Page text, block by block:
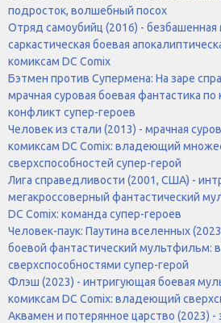
подросток, волшебный посох
Отряд самоубийц (2016) - безбашенная
саркастическая боевая
комиксам DC Comix
Бэтмен против Супермена: На заре
мрачная суровая боевая фантастика по
конфликт супер-героев
Человек из стали (2013) - мрачная
комиксам DC Comix: владеющий
сверхспособностей супер-герой
Лига справедливости (2001, США) -
мегакроссоверный фантастический
DC Comix: команда супер-героев
Человек-паук: Паутина вселенных
боевой фантастический мультфильм:
сверхспособностями супер-герой
Флэш (2023) - интригующая боевая
комиксам DC Comix: владеющий
Аквамен и потерянное царство (2023) -